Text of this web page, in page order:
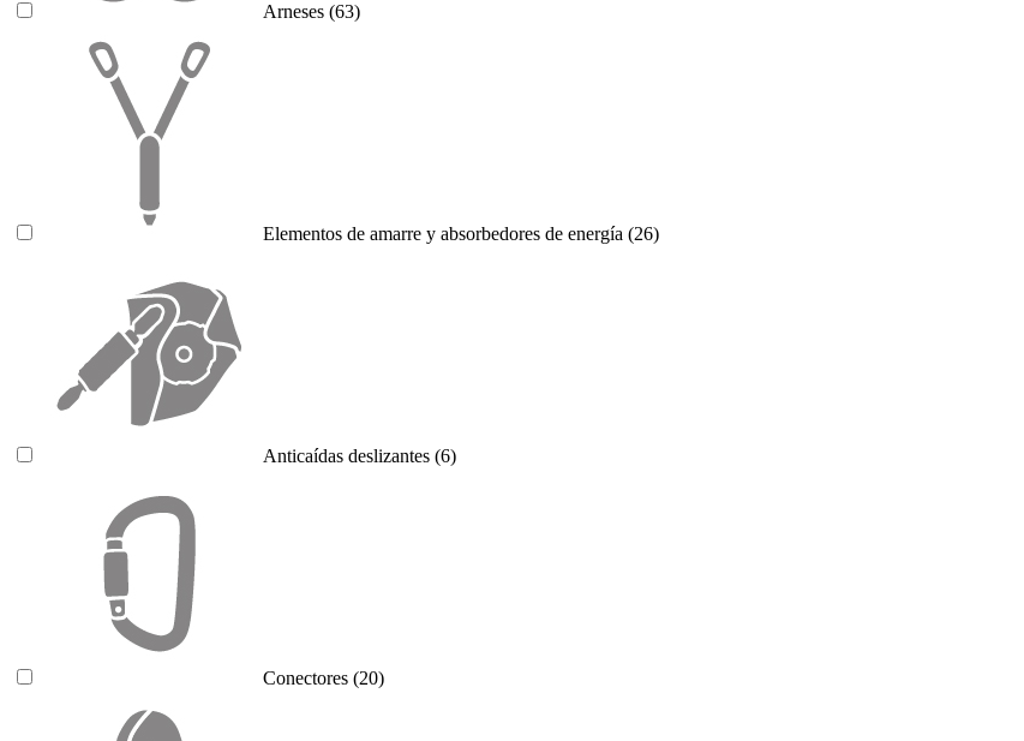
Arneses (63)
Elementos de amarre y absorbedores de energía (26)
Anticaídas deslizantes (6)
Conectores (20)